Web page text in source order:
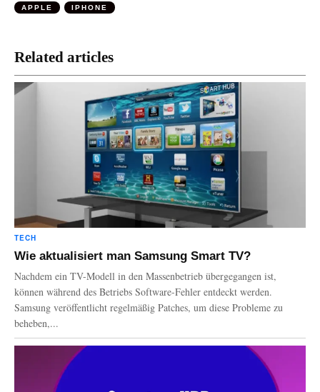
APPLE IPHONE
Related articles
TECH
Wie aktualisiert man Samsung Smart TV?
Nachdem ein TV-Modell in den Massenbetrieb übergegangen ist,
können während des Betriebs Software-Fehler entdeckt werden.
Samsung veröffentlicht regelmäßig Patches, um diese Probleme zu
beheben,...